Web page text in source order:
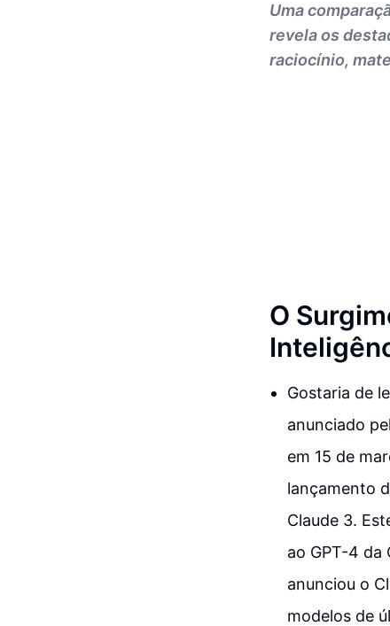
Uma
revela os
raciocínio,
O
Gostaria de
anunciado
em 15 de
lançamento
Claude 3.
ao GPT-4 da
anunciou o
modelos de